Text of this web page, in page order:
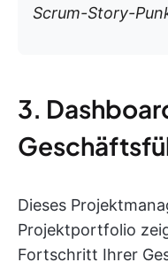
Scrum-Story-
3.
Dieses
Projektportfolio
Fortschritt Ihrer